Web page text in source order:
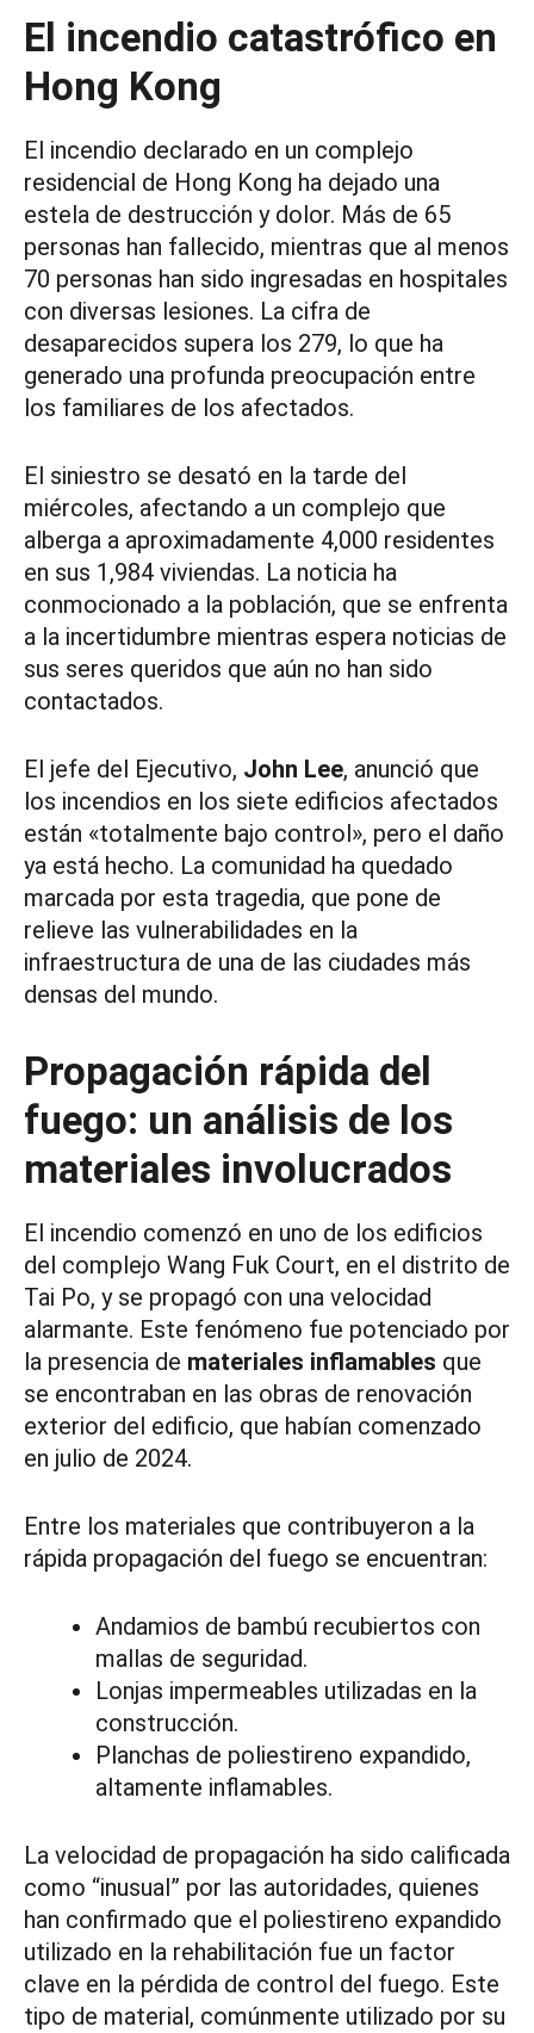
El incendio catastrófico en
Hong Kong
El incendio declarado en un complejo
residencial de Hong Kong ha dejado una
estela de destrucción y dolor. Más de 65
personas han fallecido, mientras que al menos
70 personas han sido ingresadas en hospitales
con diversas lesiones. La cifra de
desaparecidos supera los 279, lo que ha
generado una profunda preocupación entre
los familiares de los afectados.
El siniestro se desató en la tarde del
miércoles, afectando a un complejo que
alberga a aproximadamente 4,000 residentes
en sus 1,984 viviendas. La noticia ha
conmocionado a la población, que se enfrenta
a la incertidumbre mientras espera noticias de
sus seres queridos que aún no han sido
contactados.
El jefe del Ejecutivo, John Lee, anunció que
los incendios en los siete edificios afectados
están «totalmente bajo control», pero el daño
ya está hecho. La comunidad ha quedado
marcada por esta tragedia, que pone de
relieve las vulnerabilidades en la
infraestructura de una de las ciudades más
densas del mundo.
Propagación rápida del
fuego: un análisis de los
materiales involucrados
El incendio comenzó en uno de los edificios
del complejo Wang Fuk Court, en el distrito de
Tai Po, y se propagó con una velocidad
alarmante. Este fenómeno fue potenciado por
la presencia de materiales inflamables que
se encontraban en las obras de renovación
exterior del edificio, que habían comenzado
en julio de 2024.
Entre los materiales que contribuyeron a la
rápida propagación del fuego se encuentran:
Andamios de bambú recubiertos con
mallas de seguridad.
Lonjas impermeables utilizadas en la
construcción.
Planchas de poliestireno expandido,
altamente inflamables.
La velocidad de propagación ha sido calificada
como “inusual” por las autoridades, quienes
han confirmado que el poliestireno expandido
utilizado en la rehabilitación fue un factor
clave en la pérdida de control del fuego. Este
tipo de material, comúnmente utilizado por su